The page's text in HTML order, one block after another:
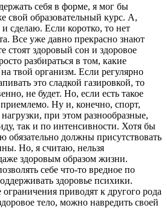
себя в форме, я мог бы
свой образовательный курс. А,
сделаю. Если коротко, то нет
Все уже давно прекрасно знают
стоят здоровый сон и здоровое
разбираться в том, какие
твой организм. Если регулярно
это сладкой газировкой, то
не будет. Но, если есть такое
приемлемо. Ну и, конечно, спорт,
при этом разнообразные,
так и по интенсивности. Хотя бы
обязательно должны присутствовать
Но, я считаю, нельзя
здоровым образом жизни.
себе что-то вредное по
здоровье психики.
приводят к другого рода
тело, можно навредить своей